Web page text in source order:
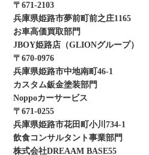
〒671-2103
兵庫県姫路市夢前町前之庄1165
お車高価買取部門
JBOY姫路店（GLIONグループ）
〒670-0976
兵庫県姫路市中地南町46-1
カスタム鈑金塗装部門
Noppoカーサービス
〒671-0255
兵庫県姫路市花田町小川734-1
飲食コンサルタント事業部門
株式会社DREAAM BASE55